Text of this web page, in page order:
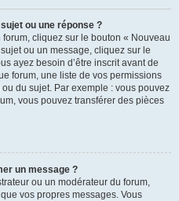
ou une réponse ?
cliquez sur le bouton « Nouveau
ou un message, cliquez sur le
ayez besoin d’être inscrit avant de
forum, une liste de vos permissions
du sujet. Par exemple : vous pouvez
vous pouvez transférer des pièces
un message ?
ou un modérateur du forum,
vos propres messages. Vous